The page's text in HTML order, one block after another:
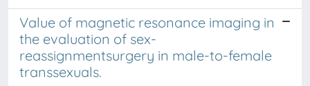
Value of magnetic resonance imaging in
the evaluation of sex-
reassignmentsurgery in male-to-female
transsexuals.